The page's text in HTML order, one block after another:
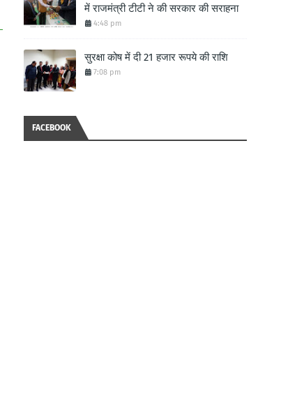
में राजमंत्री टीटी ने की सरकार की सराहना
4:48 pm
सुरक्षा कोष में दी 21 हजार रूपये की राशि
7:08 pm
FACEBOOK